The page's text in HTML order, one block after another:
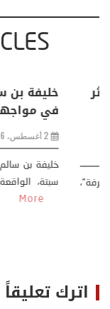
منذر
من ظاهرة
مقاربة
كتب: منذر بالضيافي
منذ نهاية ثمانينات
اترك تعليقاً